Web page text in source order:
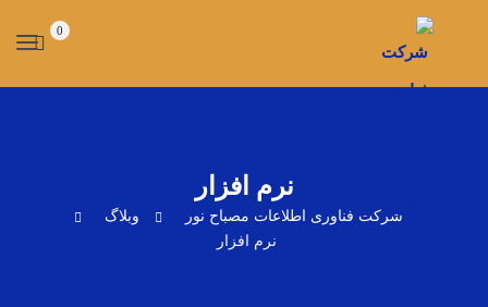
0
نرم افزار
شرکت فناوری اطلاعات مصباح نور
وبلاگ
نرم افزار